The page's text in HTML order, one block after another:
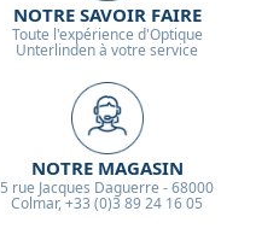
NOTRE SAVOIR FAIRE
Toute l'expérience d'Optique
Unterlinden à votre service
NOTRE MAGASIN
5 rue Jacques Daguerre - 68000
Colmar, +33 (0)3 89 24 16 05